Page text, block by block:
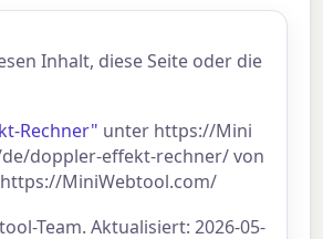
Inhalt, diese Seite oder die
Rechner" unter https://Mini
doppler-effekt-rechner/ von
MiniWebtool.com/
Team. Aktualisiert: 2026-05-